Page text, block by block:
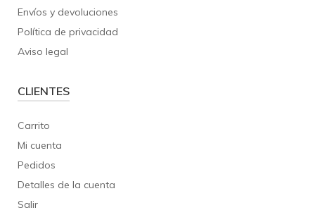
Envíos y devoluciones
Política de privacidad
Aviso legal
CLIENTES
Carrito
Mi cuenta
Pedidos
Detalles de la cuenta
Salir